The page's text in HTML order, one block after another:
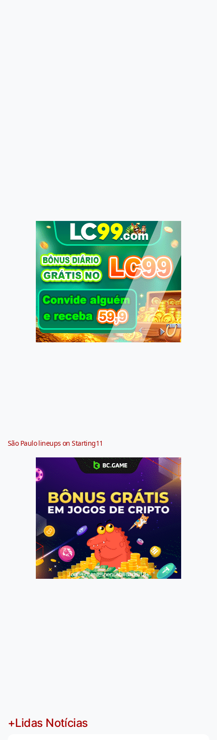
São Paulo lineups on Starting11
Jogue com responsabilidade. 18+
+Lidas Notícias